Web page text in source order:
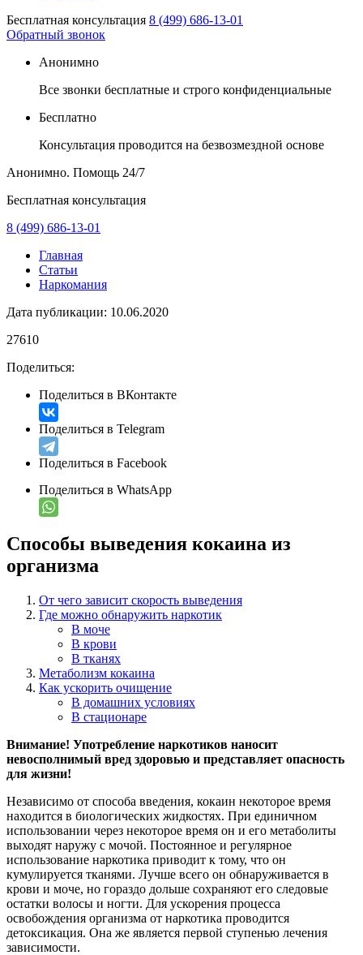
Бесплатная консультация 8 (499) 686-13-01
Обратный звонок
Анонимно
Все звонки бесплатные и строго конфиденциальные
Бесплатно
Консультация проводится на безвозмездной основе
Анонимно. Помощь 24/7
Бесплатная консультация
8 (499) 686-13-01
Главная
Статьи
Наркомания
Дата публикации: 10.06.2020
27610
Поделиться:
Поделиться в ВКонтакте
Поделиться в Telegram
Поделиться в Facebook
Поделиться в WhatsApp
Способы выведения кокаина из
организма
От чего зависит скорость выведения
Где можно обнаружить наркотик
В моче
В крови
В тканях
Метаболизм кокаина
Как ускорить очищение
В домашних условиях
В стационаре
Внимание! Употребление наркотиков наносит
невосполнимый вред здоровью и представляет опасность
для жизни!
Независимо от способа введения, кокаин некоторое время
находится в биологических жидкостях. При единичном
использовании через некоторое время он и его метаболиты
выходят наружу с мочой. Постоянное и регулярное
использование наркотика приводит к тому, что он
кумулируется тканями. Лучше всего он обнаруживается в
крови и моче, но гораздо дольше сохраняют его следовые
остатки волосы и ногти. Для ускорения процесса
освобождения организма от наркотика проводится
детоксикация. Она же является первой ступенью лечения
зависимости.